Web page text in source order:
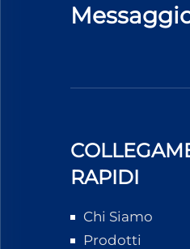
RAPIDI
Chi Siamo
Prodotti